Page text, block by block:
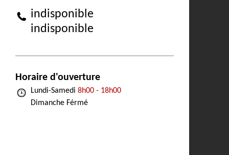
indisponible
indisponible
Horaire d'ouverture
Lundi-Samedi 8h00 - 18h00
Dimanche Férmé